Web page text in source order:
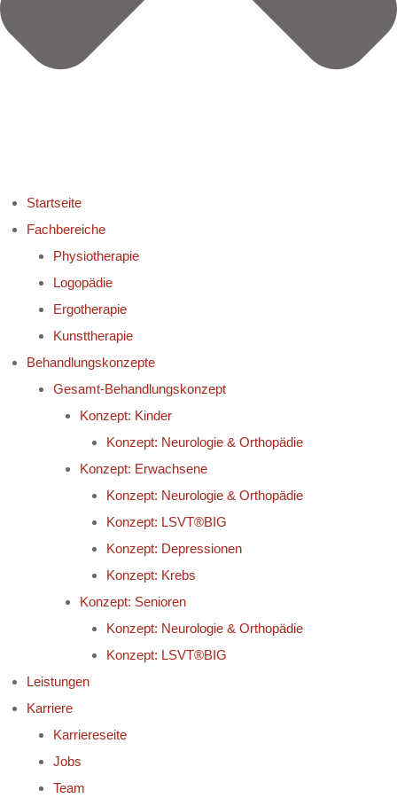
Startseite
Fachbereiche
Physiotherapie
Logopädie
Ergotherapie
Kunsttherapie
Behandlungskonzepte
Gesamt-Behandlungskonzept
Konzept: Kinder
Konzept: Neurologie & Orthopädie
Konzept: Erwachsene
Konzept: Neurologie & Orthopädie
Konzept: LSVT®BIG
Konzept: Depressionen
Konzept: Krebs
Konzept: Senioren
Konzept: Neurologie & Orthopädie
Konzept: LSVT®BIG
Leistungen
Karriere
Karriereseite
Jobs
Team